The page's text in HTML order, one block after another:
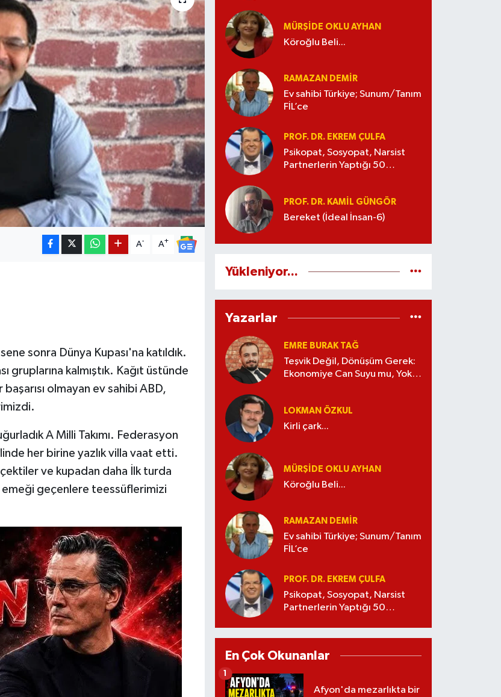
A- A+
sonra Dünya Kupası'na katıldık.
gruplarına kalmıştık. Kağıt üstünde
olmayan ev sahibi ABD,
A Milli Takımı. Federasyon
her birine yazlık villa vaat etti.
ve kupadan daha İlk turda
geçenlere teessüflerimizi
MÜRŞIDE OKLU AYHAN
Köroğlu Beli...
RAMAZAN DEMİR
Ev sahibi Türkiye; Sunum/Tanım
FİL’ce
PROF. DR. EKREM ÇULFA
Psikopat, Sosyopat, Narsist
Partnerlerin Yaptığı 50
PROF. DR. KAMIL GÜNGÖR
Bereket (İdeal İnsan-6)
Yükleniyor...
Yazarlar
EMRE BURAK TAĞ
Teşvik Değil, Dönüşüm Gerek:
Ekonomiye Can Suyu mu, Yoksa
LOKMAN ÖZKUL
Kirli çark...
MÜRŞIDE OKLU AYHAN
Köroğlu Beli...
RAMAZAN DEMİR
Ev sahibi Türkiye; Sunum/Tanım
FİL’ce
PROF. DR. EKREM ÇULFA
Psikopat, Sosyopat, Narsist
Partnerlerin Yaptığı 50
En Çok Okunanlar
Afyon'da mezarlıkta bir
1